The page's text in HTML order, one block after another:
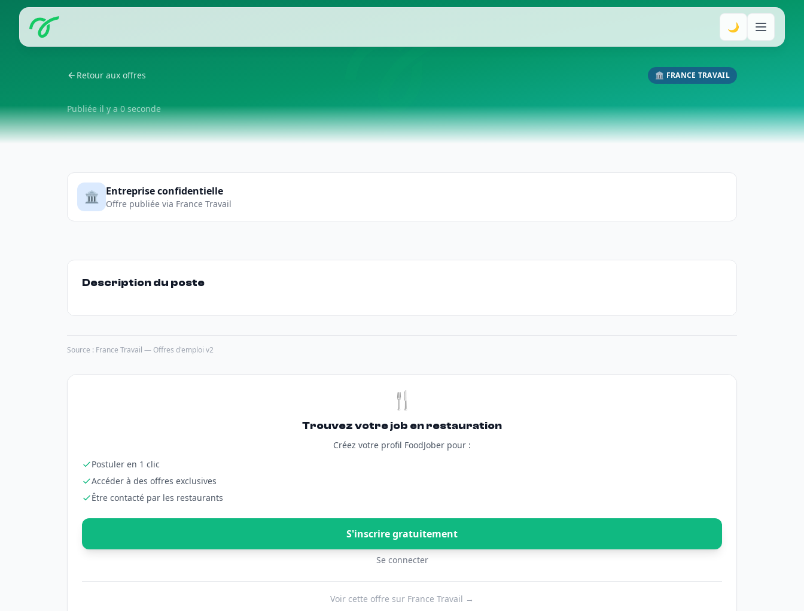
🌙
Retour aux offres 🏛️ FRANCE TRAVAIL
Publiée il y a 0 seconde
🏛️ Entreprise confidentielle
Offre publiée via France Travail
Description du poste
Source : France Travail — Offres d'emploi v2
🍴
Trouvez votre job en restauration
Créez votre profil FoodJober pour :
Postuler en 1 clic
Accéder à des offres exclusives
Être contacté par les restaurants
S'inscrire gratuitement
Se connecter
Voir cette offre sur France Travail →